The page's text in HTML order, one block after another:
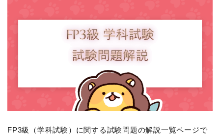
FP3級（学科試験）に関する試験問題の解説一覧ページで